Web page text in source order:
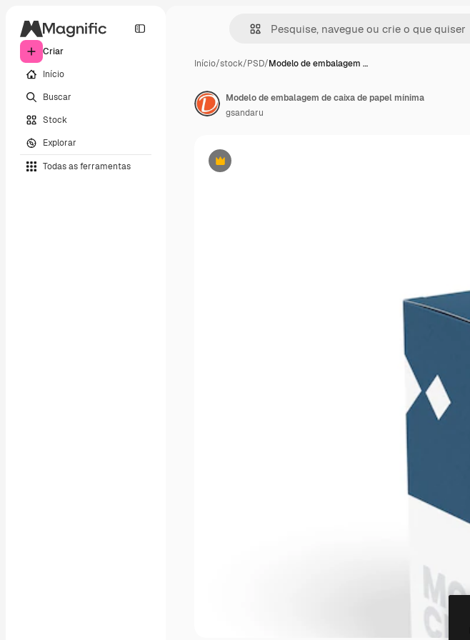
Criar
Início
Buscar
Stock
Explorar
Todas as ferramentas
Início/stock/PSD/Modelo de embalagem …
Premium
Modelo de embalagem de caixa de papel mínima
gsandaru